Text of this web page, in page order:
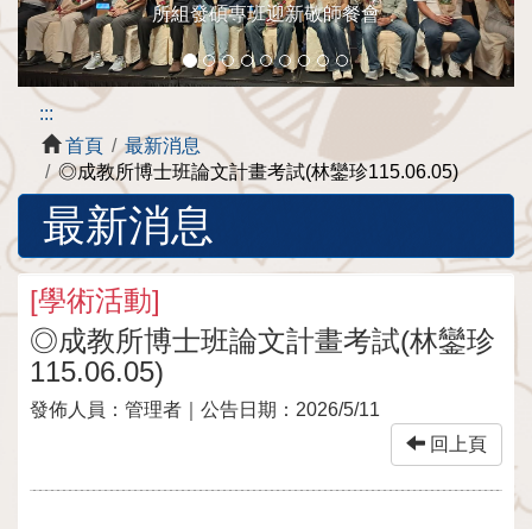
所組發碩專班迎新敬師餐會
:::
首頁
最新消息
◎成教所博士班論文計畫考試(林鑾珍115.06.05)
最新消息
[學術活動]
◎成教所博士班論文計畫考試(林鑾珍
115.06.05)
發佈人員： 管理者 ｜公告日期： 2026/5/11
回上頁